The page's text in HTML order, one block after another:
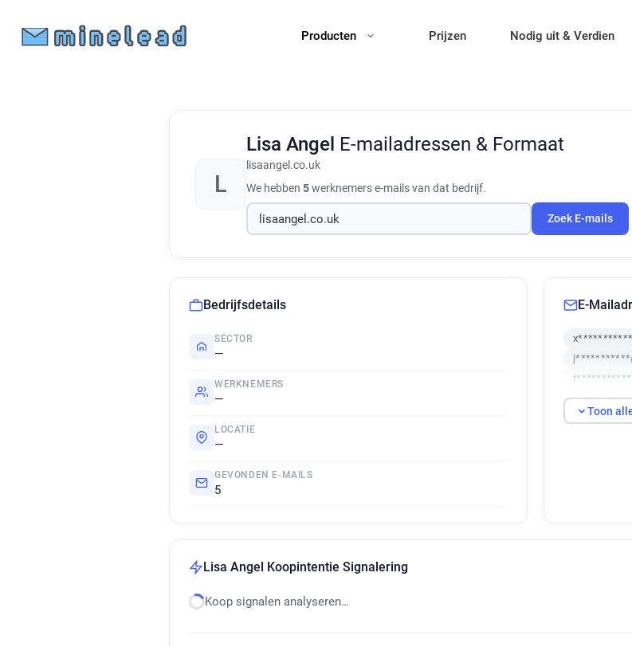
Producten Prijzen Nodig uit & Verdien
L
Lisa Angel E-mailadressen & Formaat
lisaangel.co.uk
We hebben 5werknemers e-mails van dat bedrijf.
Zoek E-mails
Bedrijfsdetails
SECTOR
—
WERKNEMERS
—
LOCATIE
—
GEVONDEN E-MAILS
5
E-
Toon
Lisa Angel Koopintentie Signalering
Koop signalen analyseren…